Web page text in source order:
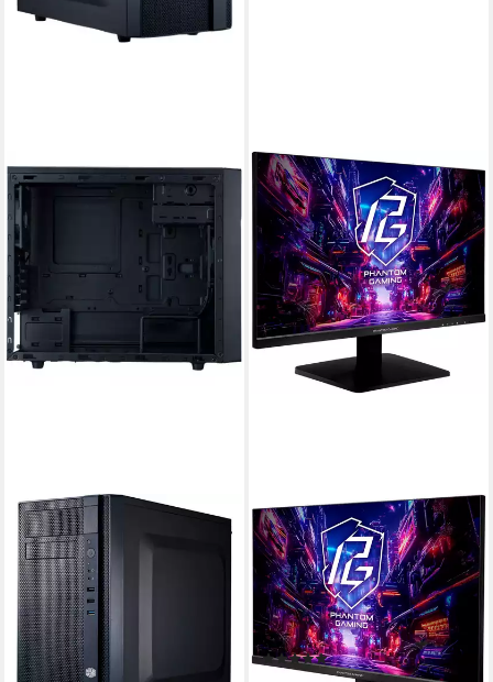
COOLER MASTER
PC-Gehäuse Cooler Master
N200, Tower-Gehäuse
ab 63,98 €
lieferbar - in 2-3 Werktagen bei dir
ASROCK
PG27FFX Gaming-Monitor
(69 cm/27 ", 1920 x 1080 px,
Full HD, 1 ms Reaktionszeit,
520 Hz, IPS)
Produktdatenblatt
(1)
ab 271,99 €